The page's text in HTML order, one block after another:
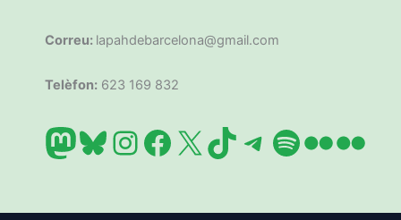
Correu: lapahdebarcelona@gmail.com
Telèfon: 623 169 832
Mastodon
Bluesky
Instagram
Facebook
X TikTok
Telegram
Spotify
Flickr